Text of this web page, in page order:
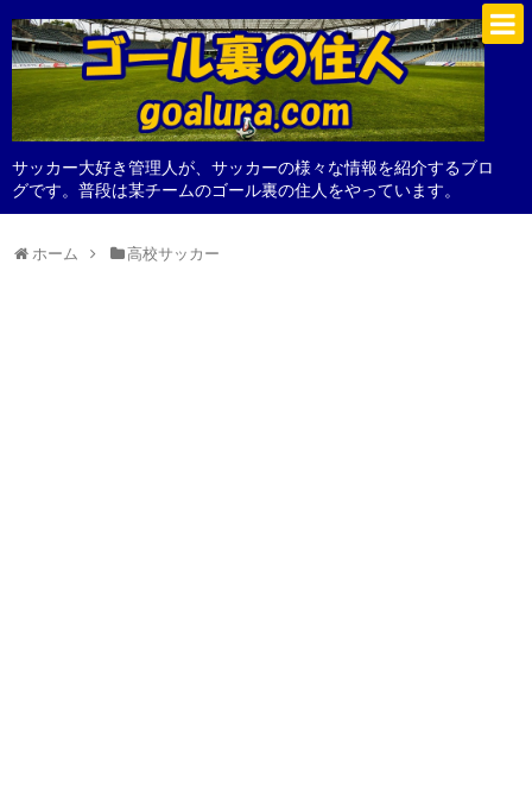
サッカー大好き管理人が、サッカーの様々な情報を紹介するブロ
グです。普段は某チームのゴール裏の住人をやっています。
ホーム 高校サッカー